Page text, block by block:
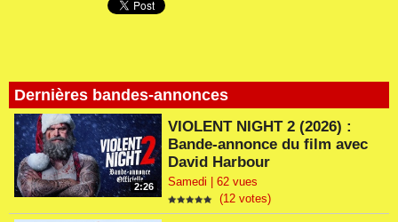
Dernières bandes-annonces
2:26
VIOLENT NIGHT 2 (2026) :
Bande-annonce du film avec
David Harbour
Samedi | 62 vues
(12 votes)